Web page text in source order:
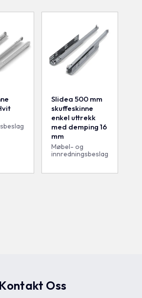
Slidea 500 mm
skuffeskinne
enkel uttrekk
med demping 16
mm
Møbel- og
innredningsbeslag
Kontakt Oss